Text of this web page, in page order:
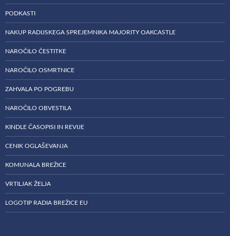
PODKASTI
NAKUP RADIJSKEGA SPREJEMNIKA MAJORITY OAKCASTLE
NAROČILO ČESTITKE
NAROČILO OSMRTNICE
ZAHVALA PO POGREBU
NAROČILO OBVESTILA
KINDLE ČASOPISI IN REVIJE
CENIK OGLAŠEVANJA
KOMUNALA BREŽICE
VRTILJAK ŽELJA
LOGOTIP RADIA BREŽICE EU